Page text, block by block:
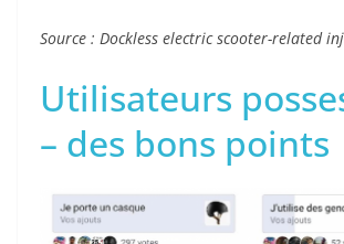
Source : Dockless electric scooter-related
Utilisateurs
– des bons points